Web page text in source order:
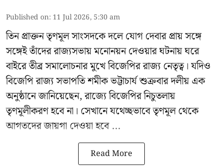
Published on: 11 Jul 2026, 5:30 am
তিন প্রাক্তন তৃণমূল সাংসদকে দলে যোগ দেবার প্রায় সঙ্গে
সঙ্গেই তাঁদের রাজ্যসভায় মনোনয়ন দেওয়ার ঘটনায় ঘরে
বাইরে তীব্র সমালোচনার মুখে বিজেপির রাজ্য নেতৃত্ব। যদিও
বিজেপি রাজ্য সভাপতি শমীক ভট্টাচার্যশুক্রবার দলীয় এক
অনুষ্ঠানে জানিয়েছেন, রাজ্যে বিজেপির নিচুতলায়
তৃণমূলীকরণ হবে না। সেখানে যথেচ্ছভাবে তৃণমূল থেকে
আগতদের জায়গা দেওয়া হবে ...
Read More